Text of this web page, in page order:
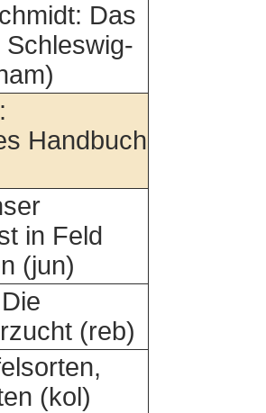
Das
Handbuch
in Feld
(jun)
(reb)
(kol)